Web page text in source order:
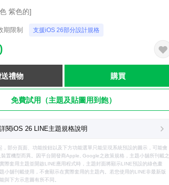
紫色的]
期限制 支援iOS 26部分設計規格
禮物 購買
免費試用（主題及貼圖用到飽）
閱iOS 26 LINE主題規格說明
部分頁面、功能按鈕以及下方功能選單只能呈現系統預設的圖示，可能會
置機型而異。因平台開發商Apple, Google之政策規格，主題小舖所刊載之
際套用主題並開啟LINE應用程式時，主題封面將顯示LINE預設的綠色畫
小舖刊載使用，不會顯示在實際套用的主題內。若您使用的LINE非最新版
與下方示意圖有所不同。